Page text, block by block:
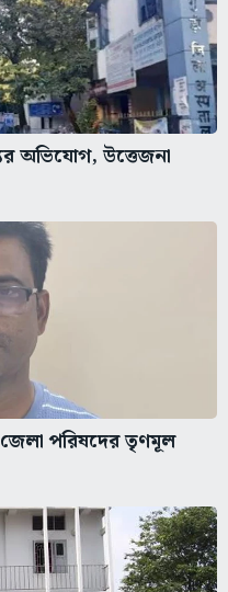
অভিযোগ, উত্তেজনা
জেলা পরিষদের তৃণমূল